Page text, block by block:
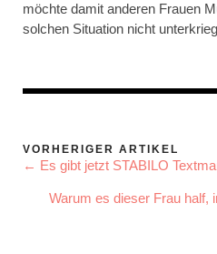
möchte damit anderen Frauen
solchen Situation nicht
VORHERIGER ARTIKEL
← Es gibt jetzt STABILO
Warum es dieser Frau half,